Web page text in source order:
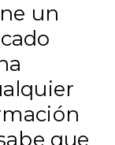
un
que